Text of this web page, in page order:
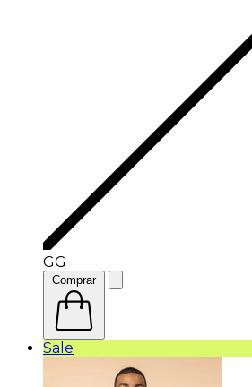
GG
Comprar